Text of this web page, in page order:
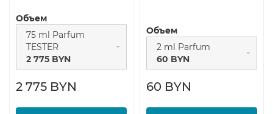
Объем
75 ml Parfum
TESTER
2 775 BYN
2 775 BYN
Объем
2 ml Parfum
60 BYN
60 BYN